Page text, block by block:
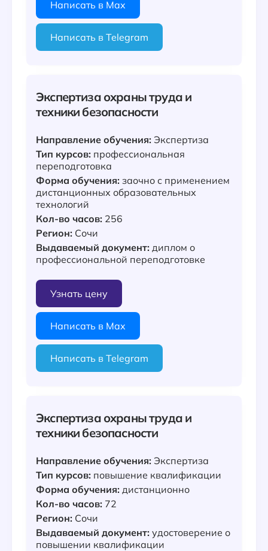
Написать в Max
Написать в Telegram
Экспертиза охраны труда и
техники безопасности
Направление обучения: Экспертиза
Тип курсов: профессиональная
переподготовка
Форма обучения: заочно с применением
дистанционных образовательных
технологий
Кол-во часов: 256
Регион: Сочи
Выдаваемый документ: диплом о
профессиональной переподготовке
Узнать цену
Написать в Max
Написать в Telegram
Экспертиза охраны труда и
техники безопасности
Направление обучения: Экспертиза
Тип курсов: повышение квалификации
Форма обучения: дистанционно
Кол-во часов: 72
Регион: Сочи
Выдаваемый документ: удостоверение о
повышении квалификации